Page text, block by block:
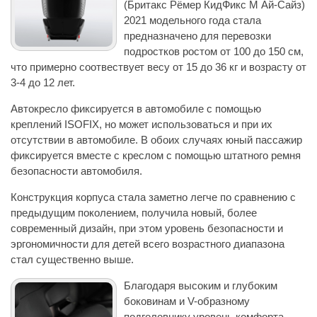
(Бритакс Рёмер КидФикс М Ай-Сайз)
2021 модельного года стала
предназначено для перевозки
подростков ростом от 100 до 150 см,
что примерно соотвествует весу от 15 до 36 кг и возрасту от
3-4 до 12 лет.
Автокресло фиксируется в автомобиле с помощью
креплений ISOFIX, но может использоваться и при их
отсутствии в автомобиле. В обоих случаях юный пассажир
фиксируется вместе с креслом с помощью штатного ремня
безопасности автомобиля.
Конструкция корпуса стала заметно легче по сравнению с
предыдущим поколением, получила новый, более
современный дизайн, при этом уровень безопасности и
эргономичности для детей всего возрастного диапазона
стал существенно выше.
Благодаря высоким и глубоким
боковинам и V-образному